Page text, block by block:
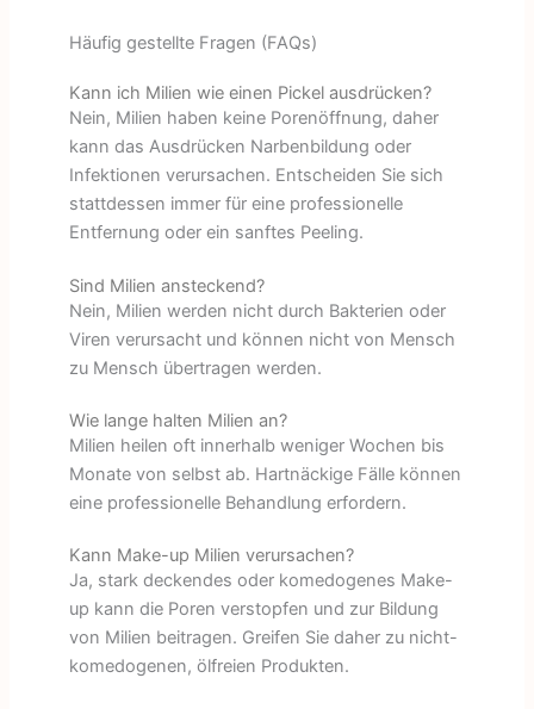
Häufig gestellte Fragen (FAQs)
Kann ich Milien wie einen Pickel ausdrücken?
Nein, Milien haben keine Porenöffnung, daher
kann das Ausdrücken Narbenbildung oder
Infektionen verursachen. Entscheiden Sie sich
stattdessen immer für eine professionelle
Entfernung oder ein sanftes Peeling.
Sind Milien ansteckend?
Nein, Milien werden nicht durch Bakterien oder
Viren verursacht und können nicht von Mensch
zu Mensch übertragen werden.
Wie lange halten Milien an?
Milien heilen oft innerhalb weniger Wochen bis
Monate von selbst ab. Hartnäckige Fälle können
eine professionelle Behandlung erfordern.
Kann Make-up Milien verursachen?
Ja, stark deckendes oder komedogenes Make-
up kann die Poren verstopfen und zur Bildung
von Milien beitragen. Greifen Sie daher zu nicht-
komedogenen, ölfreien Produkten.